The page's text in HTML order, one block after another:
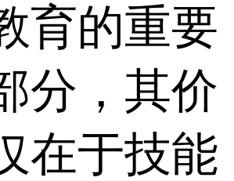
育的重要
分，其价
在于技能